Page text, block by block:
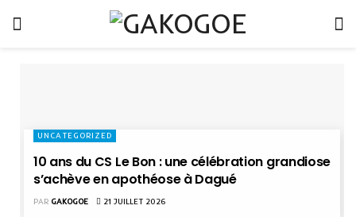
UNCATEGORIZED
10 ans du CS Le Bon : une célébration grandiose
s’achève en apothéose à Dagué
PAR GAKOGOE 21 JUILLET 2026